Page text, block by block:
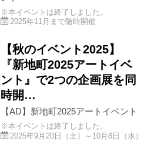
※本イベントは終了しました。
2025年11月まで随時開催
【秋のイベント2025】
『新地町2025アートイベ
ント』で2つの企画展を同
時開…
【AD】新地町2025アートイベント
※本イベントは終了しました。
2025年9月20日（土）～10月8日（水）